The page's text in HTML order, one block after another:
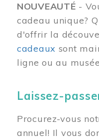
NOUVEAUTÉ -
cadeau unique?
d'offrir la
cadeaux sont
ligne ou au
Laissez-
Procurez-vous
annuel! Il vous